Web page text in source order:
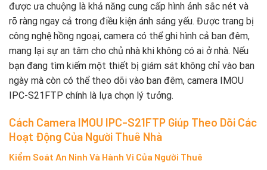
được ưa chuộng là khả năng cung cấp hình ảnh sắc nét và
rõ ràng ngay cả trong điều kiện ánh sáng yếu. Được trang bị
công nghệ hồng ngoại, camera có thể ghi hình cả ban đêm,
mang lại sự an tâm cho chủ nhà khi không có ai ở nhà. Nếu
bạn đang tìm kiếm một thiết bị giám sát không chỉ vào ban
ngày mà còn có thể theo dõi vào ban đêm, camera IMOU
IPC-S21FTP chính là lựa chọn lý tưởng.
Cách Camera IMOU IPC-S21FTP Giúp Theo Dõi Các
Hoạt Động Của Người Thuê Nhà
Kiểm Soát An Ninh Và Hành Vi Của Người Thuê